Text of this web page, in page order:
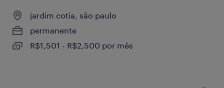
jardim cotia, são paulo
permanente
R$1,501 - R$2,500 por mês